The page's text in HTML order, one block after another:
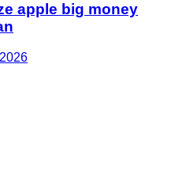
apple big money